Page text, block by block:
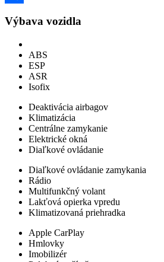
Výbava vozidla
ABS
ESP
ASR
Isofix
Deaktivácia airbagov
Klimatizácia
Centrálne zamykanie
Elektrické okná
Diaľkové ovládanie
Diaľkové ovládanie zamykania
Rádio
Multifunkčný volant
Lakťová opierka vpredu
Klimatizovaná priehradka
Apple CarPlay
Hmlovky
Imobilizér